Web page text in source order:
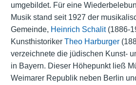
umgebildet. Für eine
Musik stand seit 1927 der
Gemeinde, Heinrich Schalit(1886-
Kunsthistoriker Theo Harburger
verzeichnete die jüdischen Kunst-
in Bayern. Dieser Höhepunkt ließ
Weimarer Republik neben Berlin